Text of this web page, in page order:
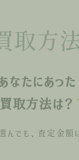
取方
なたにあった
買取方法は？
んでも、査定金額